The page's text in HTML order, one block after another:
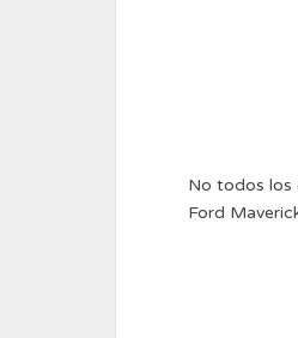
No todos los
Ford